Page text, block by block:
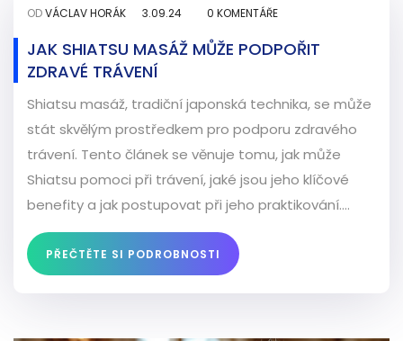
ODVÁCLAV HORÁK 3.09.24 0 KOMENTÁŘE
JAK SHIATSU MASÁŽ MŮŽE PODPOŘIT
ZDRAVÉ TRÁVENÍ
Shiatsu masáž, tradiční japonská technika, se může
stát skvělým prostředkem pro podporu zdravého
trávení. Tento článek se věnuje tomu, jak může
Shiatsu pomoci při trávení, jaké jsou jeho klíčové
benefity a jak postupovat při jeho praktikování.
Naučte se, jak tato unikátní metoda přináší tělu
úlevu a zdraví.
PŘEČTĚTE SI PODROBNOSTI